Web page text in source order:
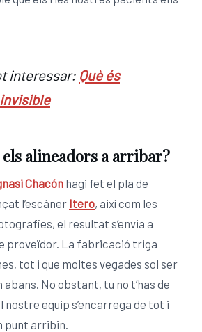
interessar: Què és
alineadors a arribar?
Chacón hagi fet el pla de
l’escàner Itero, així com les
el resultat s’envia a
proveïdor. La fabricació triga
tot i que moltes vegades sol ser
No obstant, tu no t’has de
nostre equip s’encarrega de tot i
punt arribin.